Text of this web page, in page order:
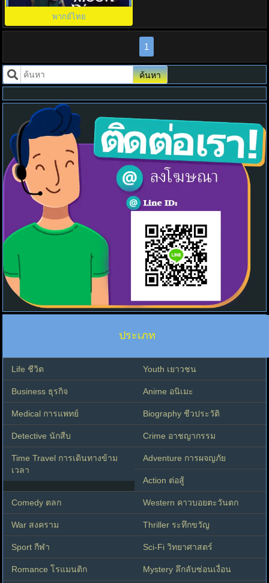
พากย์ไทย
1
ค้นหา
ประเภท
Life ชีวิต Youth เยาวชน
Business ธุรกิจ Anime อนิเมะ
Medical การแพทย์ Biography ชีวประวัติ
Detective นักสืบ Crime อาชญากรรม
Time Travel การเดินทางข้าม
เวลา
Adventure การผจญภัย
Action ต่อสู้
Comedy ตลก Western คาวบอยตะวันตก
War สงคราม Thriller ระทึกขวัญ
Sport กีฬา Sci-Fi วิทยาศาสตร์
Romance โรแมนติก Mystery ลึกลับซ่อนเงื่อน